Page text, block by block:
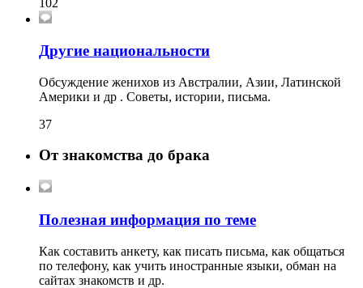
102
Другие национальности
Обсуждение женихов из Австралии, Азии, Латинской
Америки и др . Советы, истории, письма.
37
От знакомства до брака
Полезная информация по теме
Как составить анкету, как писать письма, как общаться
по телефону, как учить иностранные языки, обман на
сайтах знакомств и др.